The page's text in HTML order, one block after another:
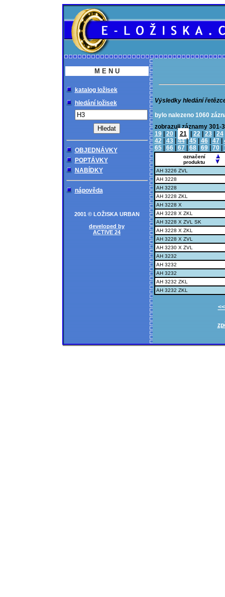
M E N U
katalog ložisek
hledání ložisek
OBJEDNÁVKY
POPTÁVKY
NABÍDKY
nápověda
2001 © LOŽISKA URBAN
developed by
ACTIVE 24
Výsledky hledání
bylo nalezeno 1060
zobrazuji záznamy
19|20| 21 |22|23|24
42|43|44|45|46|47|
65|66|67|68|69|70|
označení
produktu
AH 3226 ZVL
AH 3228
AH 3228
AH 3228 ZKL
AH 3228 X
AH 3228 X ZKL
AH 3228 X ZVL SK
AH 3228 X ZKL
AH 3228 X ZVL
AH 3230 X ZVL
AH 3232
AH 3232
AH 3232
AH 3232 ZKL
AH 3232 ZKL